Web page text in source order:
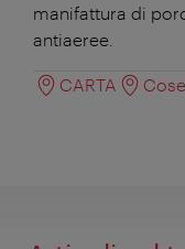
manifattura di
antiaeree.
CARTA